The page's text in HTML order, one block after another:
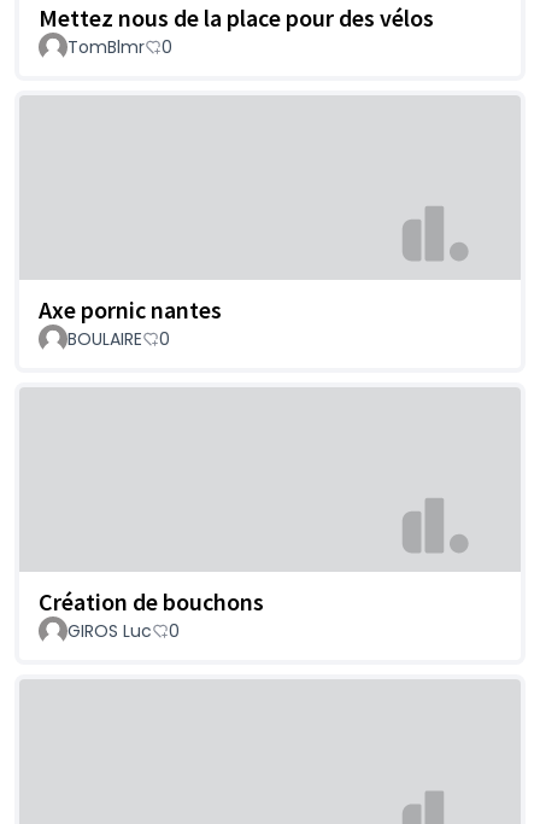
Mettez nous de la place pour des vélos
TomBlmr 0
Axe pornic nantes
BOULAIRE 0
Création de bouchons
GIROS Luc 0